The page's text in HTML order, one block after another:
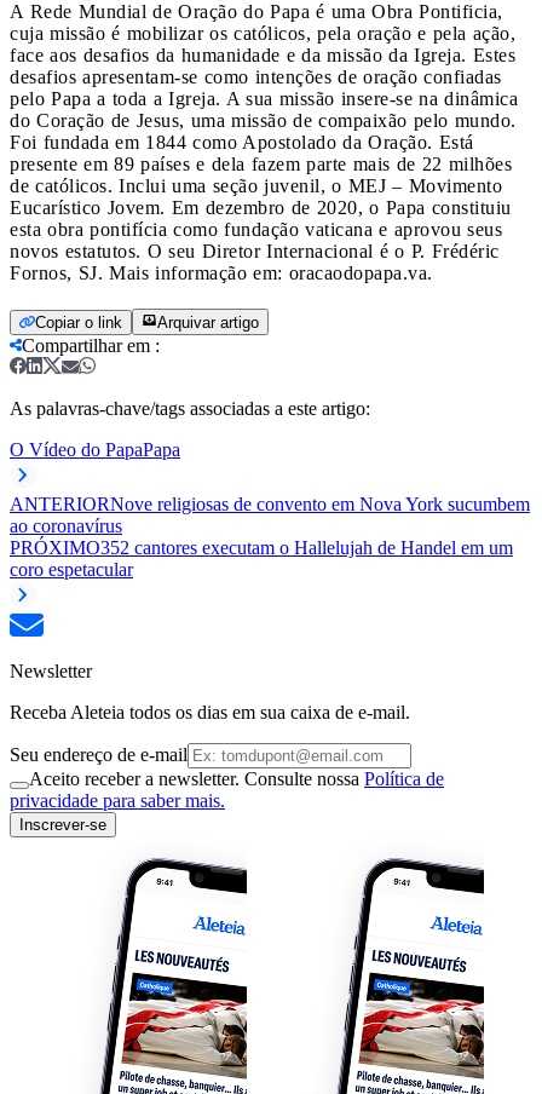
A Rede Mundial de Oração do Papa é uma Obra Pontificia,
cuja missão é mobilizar os católicos, pela oração e pela ação,
face aos desafios da humanidade e da missão da Igreja. Estes
desafios apresentam-se como intenções de oração confiadas
pelo Papa a toda a Igreja. A sua missão insere-se na dinâmica
do Coração de Jesus, uma missão de compaixão pelo mundo.
Foi fundada em 1844 como Apostolado da Oração. Está
presente em 89 países e dela fazem parte mais de 22 milhões
de católicos. Inclui uma seção juvenil, o MEJ – Movimento
Eucarístico Jovem. Em dezembro de 2020, o Papa constituiu
esta obra pontifícia como fundação vaticana e aprovou seus
novos estatutos. O seu Diretor Internacional é o P. Frédéric
Fornos, SJ. Mais informação em: oracaodopapa.va.
Copiar o link Arquivar artigo
Compartilhar em :
As palavras-chave/tags associadas a este artigo:
O Vídeo do PapaPapa
ANTERIORNove religiosas de convento em Nova York sucumbem
ao coronavírus
PRÓXIMO352 cantores executam o Hallelujah de Handel em um
coro espetacular
Newsletter
Receba Aleteia todos os dias em sua caixa de e-mail.
Seu endereço de e-mail
Aceito receber a newsletter. Consulte nossa Política de
privacidade para saber mais.
Inscrever-se